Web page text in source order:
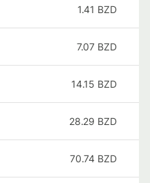
1.41 BZD
7.07 BZD
14.15 BZD
28.29 BZD
70.74 BZD